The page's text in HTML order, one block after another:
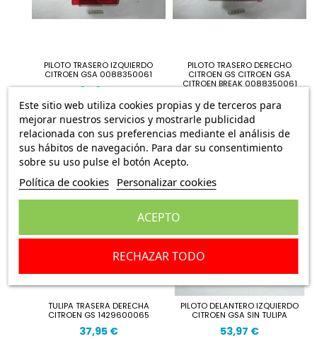
PILOTO TRASERO IZQUIERDO
CITROEN GSA 0088350061
87,95 €
PILOTO TRASERO DERECHO
CITROEN GS CITROEN GSA
CITROEN BREAK 0088350061
TULIPA TRASERA DERECHA
CITROEN GS 1429600065
37,95 €
PILOTO DELANTERO IZQUIERDO
CITROEN GSA SIN TULIPA
53,97 €
Este sitio web utiliza cookies propias y de terceros para
mejorar nuestros servicios y mostrarle publicidad
relacionada con sus preferencias mediante el análisis de
sus hábitos de navegación. Para dar su consentimiento
sobre su uso pulse el botón Acepto.
Política de cookies Personalizar cookies
RECHAZAR TODO
ACEPTO